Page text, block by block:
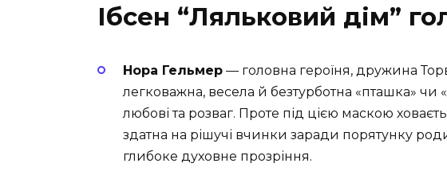
Ібсен “Ляльковий дім”
Нора Гельмер — головна героїня, дружина
легковажна, весела й безтурботна «пташка» чи
любові та розваг. Проте під цією маскою
здатна на рішучі вчинки заради порятунку
глибоке духовне прозріння.